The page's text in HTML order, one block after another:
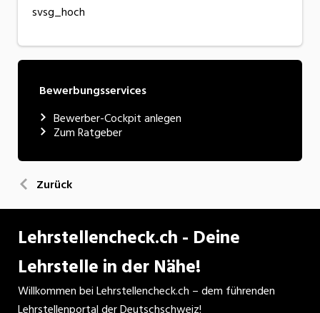
svsg_hoch
Bewerbungsservices
Bewerber-Cockpit anlegen
Zum Ratgeber
Zurück
Lehrstellencheck.ch - Deine
Lehrstelle in der Nähe!
Willkommen bei Lehrstellencheck.ch – dem führenden